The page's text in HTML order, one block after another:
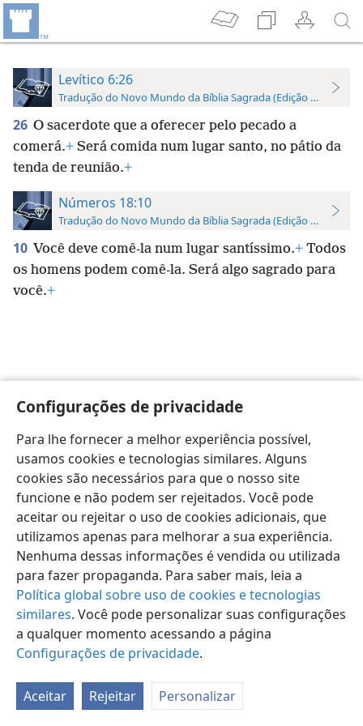
Configurações de privacidade
Para lhe fornecer a melhor experiência possível,
usamos cookies e tecnologias similares. Alguns
cookies são necessários para que o nosso site
funcione e não podem ser rejeitados. Você pode
aceitar ou rejeitar o uso de cookies adicionais, que
utilizamos apenas para melhorar a sua experiência.
Nenhuma dessas informações é vendida ou utilizada
para fazer propaganda. Para saber mais, leia a
Política global sobre uso de cookies e tecnologias
similares. Você pode personalizar suas configurações
a qualquer momento acessando a página
Configurações de privacidade.
Aceitar Rejeitar Personalizar
Levítico 6:26
Tradução do Novo Mundo da Bíblia Sagrada (Edição de Estudo)
26 O sacerdote que a oferecer pelo pecado a
comerá.+ Será comida num lugar santo, no pátio da
tenda de reunião.+
Números 18:10
Tradução do Novo Mundo da Bíblia Sagrada (Edição de Estudo)
10 Você deve comê-la num lugar santíssimo.+ Todos
os homens podem comê-la. Será algo sagrado para
você.+
Português (Brasil) Preferências
Copyright© 2026 Watch Tower Bible and Tract Society of Pennsylvania
Termos de Uso
Política de Privacidade
Configurações de Privacidade
JW.ORG Login